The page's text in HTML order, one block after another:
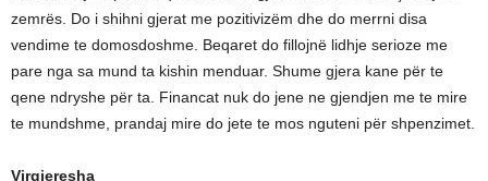
zemrës. Do i shihni gjerat me pozitivizëm dhe do merrni disa
vendime te domosdoshme. Beqaret do fillojnë lidhje serioze me
pare nga sa mund ta kishin menduar. Shume gjera kane për te
qene ndryshe për ta. Financat nuk do jene ne gjendjen me te mire
te mundshme, prandaj mire do jete te mos nguteni për shpenzimet.
Virgjeresha